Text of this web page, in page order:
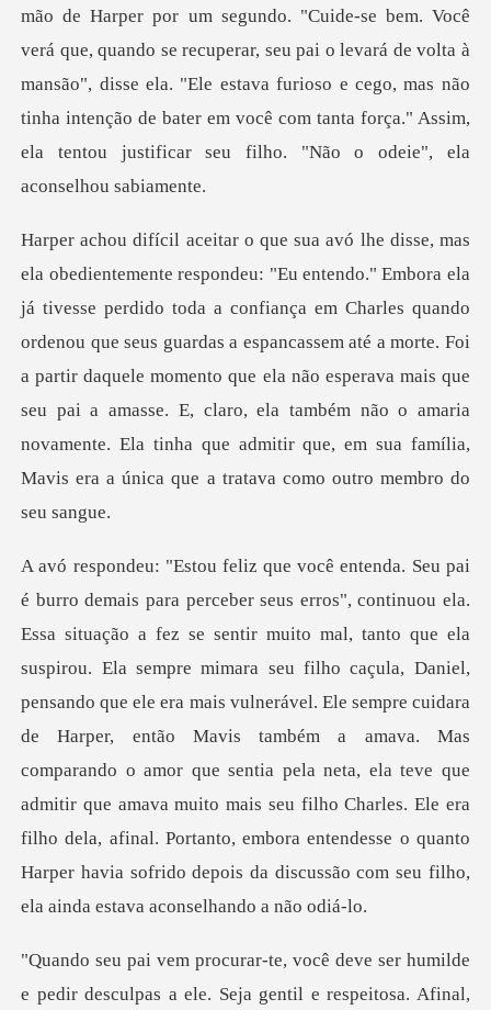
mão de Harper por um segundo. "Cuide-se bem. Você
verá que, quando se recuperar, seu pai o levará de volta à
mansão", disse ela. "Ele estava fur
em Charles quando
ordenou que seus guardas a espancassem até a morte. Foi
a partir daquele momento que ela não esperava mais que
seu pai a amasse. E,
seu filho caçula, Daniel,
pensando que ele era mais vulnerável. Ele sempre cuidara
de Harper, então Mavis também a amava. Mas
comparando o amor que sentia pela neta, ela teve que
admitir que amava
lpas a ele. Seja gentil e respeitosa. Afinal,